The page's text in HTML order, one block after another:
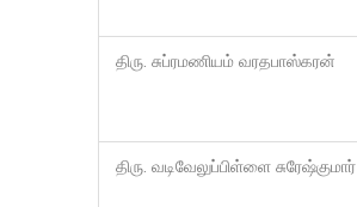
திரு. சுப்ரமணியம் வரதபாஸ்கரன்
திரு. வடிவேலுப்பிள்ளை சுரேஷ்குமார்